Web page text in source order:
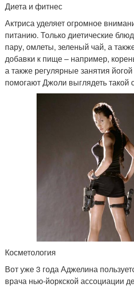
Диета и фитнес
Актриса уделяет огромное
питанию. Только диетические
пару, омлеты, зеленый чай, а
добавки к пище – например,
а также регулярные занятия
помогают Джоли выглядеть такой
Косметология
Вот уже 3 года Аджелина
врача нью-йоркской ассоциации